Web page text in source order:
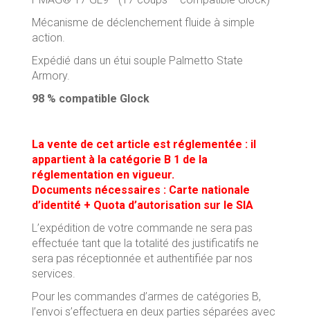
Mécanisme de déclenchement fluide à simple
action.
Expédié dans un étui souple Palmetto State
Armory.
98 % compatible Glock
La vente de cet article est réglementée : il
appartient à la catégorie B 1 de la
réglementation en vigueur.
Documents nécessaires : Carte nationale
d’identité + Quota d’autorisation sur le SIA
L’expédition de votre commande ne sera pas
effectuée tant que la totalité des justificatifs ne
sera pas réceptionnée et authentifiée par nos
services.
Pour les commandes d’armes de catégories B,
l’envoi s’effectuera en deux parties séparées avec